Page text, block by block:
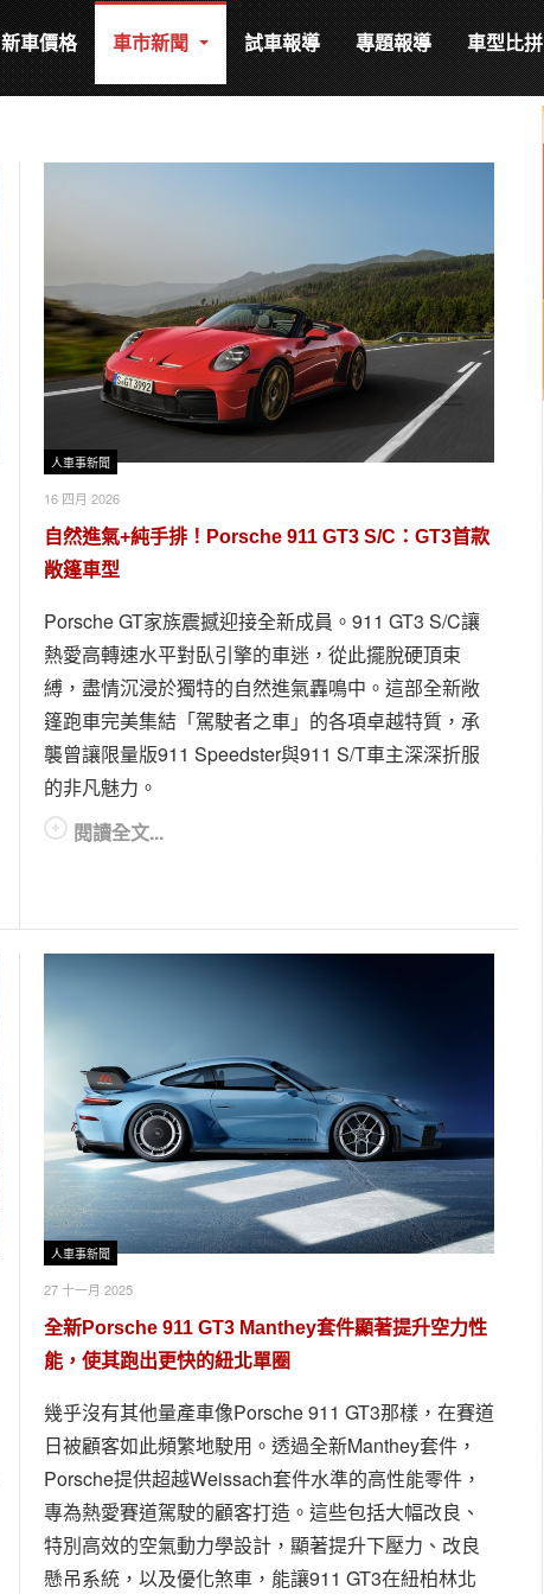
新車價格 車市新聞 試車報導 專題報導 車型比拼
人車事新聞
16 四月 2026
自然進氣+純手排！Porsche 911 GT3 S/C：GT3首款
敞篷車型
Porsche GT家族震撼迎接全新成員。911 GT3 S/C讓
熱愛高轉速水平對臥引擎的車迷，從此擺脫硬頂束
縛，盡情沉浸於獨特的自然進氣轟鳴中。這部全新敞
篷跑車完美集結「駕駛者之車」的各項卓越特質，承
襲曾讓限量版911 Speedster與911 S/T車主深深折服
的非凡魅力。
閱讀全文...
人車事新聞
27 十一月 2025
全新Porsche 911 GT3 Manthey套件顯著提升空力性
能，使其跑出更快的紐北單圈
幾乎沒有其他量產車像Porsche 911 GT3那樣，在賽道
日被顧客如此頻繁地駛用。透過全新Manthey套件，
Porsche提供超越Weissach套件水準的高性能零件，
專為熱愛賽道駕駛的顧客打造。這些包括大幅改良、
特別高效的空氣動力學設計，顯著提升下壓力、改良
懸吊系統，以及優化煞車，能讓911 GT3在紐柏林北